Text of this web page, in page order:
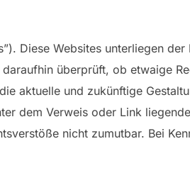
Diese Websites unterliegen
überprüft, ob etwaige
aktuelle und zukünftige
dem Verweis oder Link
nicht zumutbar. Bei